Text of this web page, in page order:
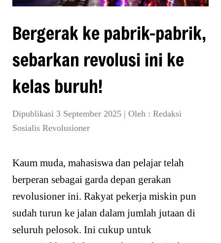
Bergerak ke pabrik-pabrik,
sebarkan revolusi ini ke
kelas buruh!
Dipublikasi 3 September 2025 | Oleh : Redaksi
Sosialis Revolusioner
Kaum muda, mahasiswa dan pelajar telah
berperan sebagai garda depan gerakan
revolusioner ini. Rakyat pekerja miskin pun
sudah turun ke jalan dalam jumlah jutaan di
seluruh pelosok. Ini cukup untuk